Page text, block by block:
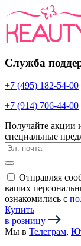
Служба
+7 (495) 182-54-00
+7 (914) 706-44-00
Получайте акции
специальные
Отправляя
ваших
ознакомились с
Купить
в розницу
Мы в Телеграм,